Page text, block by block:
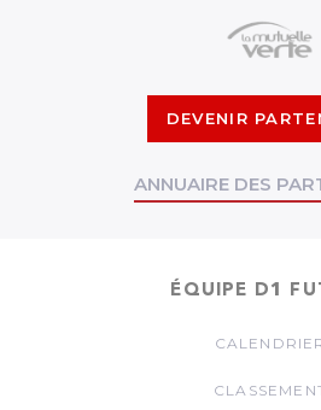
DEVENIR
ANNUAIRE DES
ÉQUIPE D1